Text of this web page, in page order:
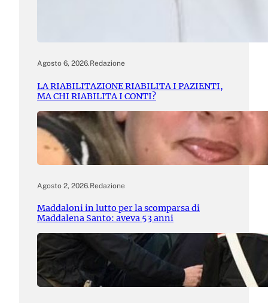
Agosto 6, 2026.Redazione
LA RIABILITAZIONE RIABILITA I PAZIENTI,
MA CHI RIABILITA I CONTI?
Agosto 2, 2026.Redazione
Maddaloni in lutto per la scomparsa di
Maddalena Santo: aveva 53 anni